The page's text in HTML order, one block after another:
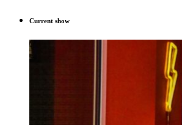
Current show